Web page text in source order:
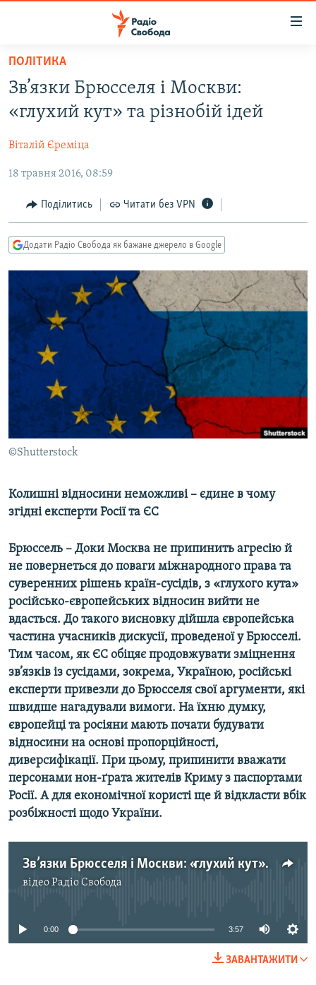
Перейти
основного
матеріалу
Перейти
до
навігації
Перейти
пошуку
РАДІО СВОБОДА – 70 РОКІВ
СТАТТІ
ПОЛІТИКА
ЕКОНОМІКА
СУСПІЛЬСТВО
СПОРТ
СВІТ
ВІЙНА
РОСІЙСЬКА «ФІЛЬТРАЦІЯ»
ДОНБАС.РЕАЛІЇ
КРИМ.РЕАЛІЇ
ТИ ЯК?
КИТАЙ.ВИКЛИКИ
МУЛЬТИМЕДІА
ФОТО
СПЕЦПРОЄКТИ
ПОДКАСТИ
УКР
КТАТ
ДОЛУЧАЙСЯ!
Усі сайти RFE/RL
ПОЛІТИКА
Зв’язки Брюсселя і Москви:
«глухий кут» та різнобій ідей
Віталій Єреміца
18 травня 2016, 08:59
Поділитись Читати без VPN
Додати Радіо Свобода як бажане джерело в Google
©Shutterstock
Колишні відносини неможливі – єдине в чому
згідні експерти Росії та ЄС
Брюссель – Доки Москва не припинить агресію й
не повернеться до поваги міжнародного права та
суверенних рішень країн-сусідів, з «глухого кута»
російсько-європейських відносин вийти не
вдасться. До такого висновку дійшла європейська
частина учасників дискусії, проведеної у Брюсселі.
Тим часом, як ЄС обіцяє продовжувати зміцнення
зв’язків із сусідами, зокрема, Україною, російські
експерти привезли до Брюсселя свої аргументи, які
швидше нагадували вимоги. На їхню думку,
європейці та росіяни мають почати будувати
відносини на основі пропорційності,
диверсифікації. При цьому, припинити вважати
персонами нон-ґрата жителів Криму з паспортами
Росії. А для економічної користі ще й відкласти вбік
розбіжності щодо України.
Зв’язки Брюсселя і Москви: «глухий кут» та різнобій ідей
відеоРадіо Свобода
No media source currently available
0:00 3:57
ЗАВАНТАЖИТИ